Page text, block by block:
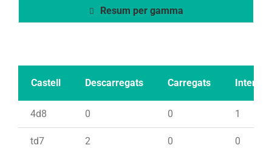
Resum per gamma
Castell Descarregats Carregats Intents
4d8 0 0 1
td7 2 0 0